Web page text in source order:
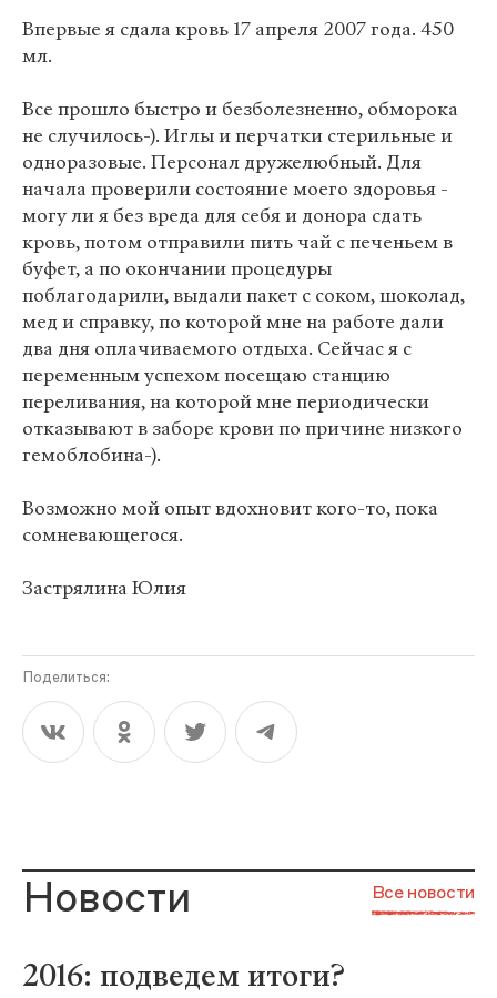
Впервые я сдала кровь 17 апреля 2007 года. 450
мл.
Все прошло быстро и безболезненно, обморока
не случилось-). Иглы и перчатки стерильные и
одноразовые. Персонал дружелюбный. Для
начала проверили состояние моего здоровья -
могу ли я без вреда для себя и донора сдать
кровь, потом отправили пить чай с печеньем в
буфет, а по окончании процедуры
поблагодарили, выдали пакет с соком, шоколад,
мед и справку, по которой мне на работе дали
два дня оплачиваемого отдыха. Сейчас я с
переменным успехом посещаю станцию
переливания, на которой мне периодически
отказывают в заборе крови по причине низкого
гемоблобина-).
Возможно мой опыт вдохновит кого-то, пока
сомневающегося.
Застрялина Юлия
Поделиться:
Новости Все новости
2016: подведем итоги?